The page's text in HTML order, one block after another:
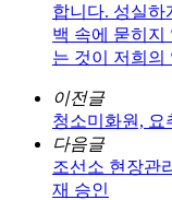
합니다. 성실하
백 속에 묻히지
는 것이 저희의
이전글
청소미화원, 요
다음글
조선소 현장관
재 승인